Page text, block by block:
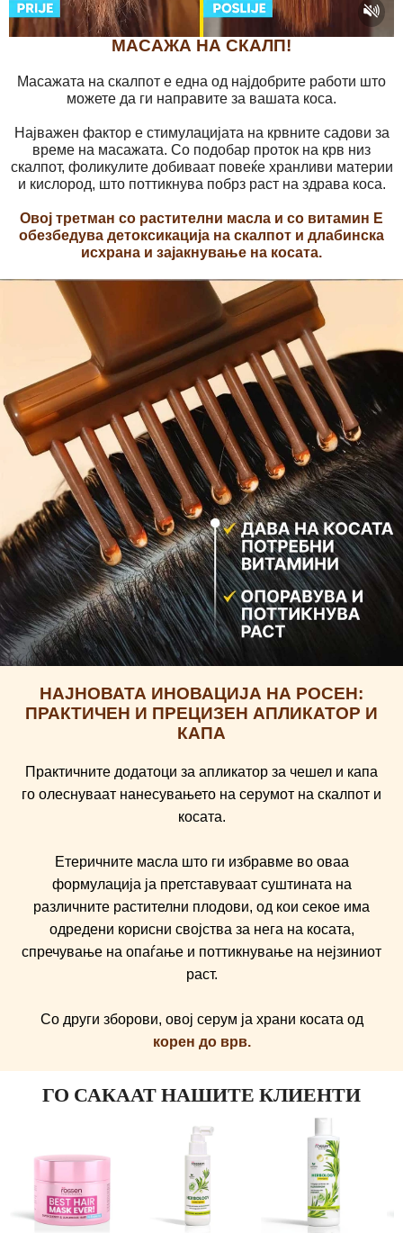
МАСАЖА НА СКАЛП!
Масажата на скалпот е една од најдобрите работи што
можете да ги направите за вашата коса.
Најважен фактор е стимулацијата на крвните садови за
време на масажата. Со подобар проток на крв низ
скалпот, фоликулите добиваат повеќе хранливи материи
и кислород, што поттикнува побрз раст на здрава коса.
Овој третман со растителни масла и со витамин Е
обезбедува детоксикација на скалпот и длабинска
исхрана и зајакнување на косата.
НАЈНОВАТА ИНОВАЦИЈА НА РОСЕН:
ПРАКТИЧЕН И ПРЕЦИЗЕН АПЛИКАТОР И
КАПА
Практичните додатоци за апликатор за чешел и капа
го олеснуваат нанесувањето на серумот на скалпот и
косата.
Етеричните масла што ги избравме во оваа
формулација ја претставуваат суштината на
различните растителни плодови, од кои секое има
одредени корисни својства за нега на косата,
спречување на опаѓање и поттикнување на нејзиниот
раст.
Со други зборови, овој серум ја храни косата од
корен до врв.
ГО САКААТ НАШИТЕ КЛИЕНТИ